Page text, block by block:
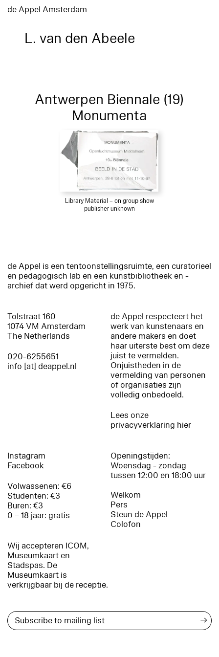
de Appel Amsterdam
L. van den Abeele
Antwerpen Biennale (19)
Monumenta
Library Material – on group show
publisher unknown
de Appel is een tentoonstellingsruimte, een curatorieel
en pedagogisch lab en een kunstbibliotheek en -
archief dat werd opgericht in 1975.
Tolstraat 160
1074 VM Amsterdam
The Netherlands
020-6255651
info [at] deappel.nl
de Appel respecteert het
werk van kunstenaars en
andere makers en doet
haar uiterste best om deze
juist te vermelden.
Onjuistheden in de
vermelding van personen
of organisaties zijn
volledig onbedoeld.
Lees onze
privacyverklaring hier
Instagram
Facebook
Volwassenen: €6
Studenten: €3
Buren: €3
0 – 18 jaar: gratis
Wij accepteren ICOM,
Museumkaart en
Stadspas. De
Museumkaart is
verkrijgbaar bij de receptie.
Openingstijden:
Woensdag - zondag
tussen 12:00 en 18:00 uur
Welkom
Pers
Steun de Appel
Colofon
→